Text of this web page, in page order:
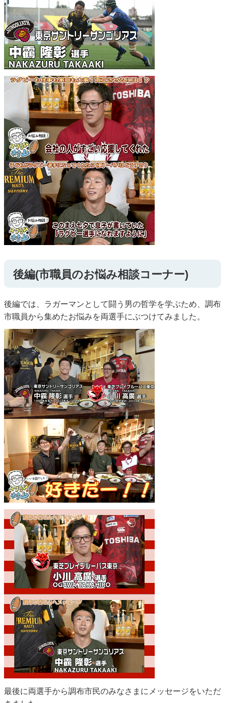
後編(市職員のお悩み相談コーナー)
後編では、ラガーマンとして闘う男の哲学を学ぶため、調布
市職員から集めたお悩みを両選手にぶつけてみました。
最後に両選手から調布市民のみなさまにメッセージをいただ